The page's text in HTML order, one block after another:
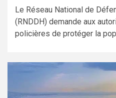
Le Réseau National de
(RNDDH) demande aux
policières de protéger la